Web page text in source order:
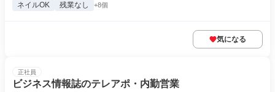
ネイルOK 残業なし +8個
気になる
正社員
ビジネス情報誌のテレアポ・内勤営業